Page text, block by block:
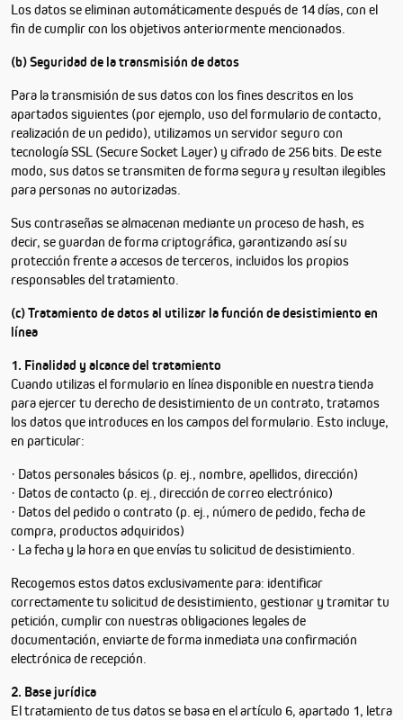
Los datos se eliminan automáticamente después de 14 días, con el
fin de cumplir con los objetivos anteriormente mencionados.
(b) Seguridad de la transmisión de datos
Para la transmisión de sus datos con los fines descritos en los
apartados siguientes (por ejemplo, uso del formulario de contacto,
realización de un pedido), utilizamos un servidor seguro con
tecnología SSL (Secure Socket Layer) y cifrado de 256 bits. De este
modo, sus datos se transmiten de forma segura y resultan ilegibles
para personas no autorizadas.
Sus contraseñas se almacenan mediante un proceso de hash, es
decir, se guardan de forma criptográfica, garantizando así su
protección frente a accesos de terceros, incluidos los propios
responsables del tratamiento.
(c) Tratamiento de datos al utilizar la función de desistimiento en
línea
1. Finalidad y alcance del tratamiento
Cuando utilizas el formulario en línea disponible en nuestra tienda
para ejercer tu derecho de desistimiento de un contrato, tratamos
los datos que introduces en los campos del formulario. Esto incluye,
en particular:
· Datos personales básicos (p. ej., nombre, apellidos, dirección)
· Datos de contacto (p. ej., dirección de correo electrónico)
· Datos del pedido o contrato (p. ej., número de pedido, fecha de
compra, productos adquiridos)
· La fecha y la hora en que envías tu solicitud de desistimiento.
Recogemos estos datos exclusivamente para: identificar
correctamente tu solicitud de desistimiento, gestionar y tramitar tu
petición, cumplir con nuestras obligaciones legales de
documentación, enviarte de forma inmediata una confirmación
electrónica de recepción.
2. Base jurídica
El tratamiento de tus datos se basa en el artículo 6, apartado 1, letra